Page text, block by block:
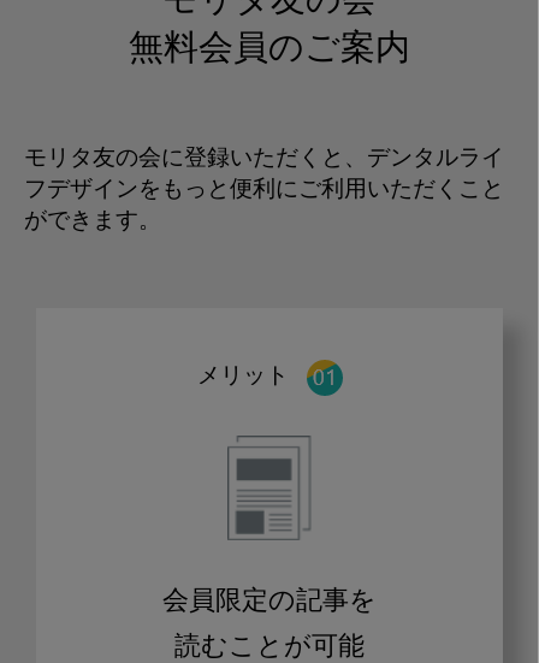
無料会員のご案内
モリタ友の会に登録いただくと、デンタルライ
フデザインをもっと便利にご利用いただくこと
ができます。
メリット
会員限定の記事を
読むことが可能